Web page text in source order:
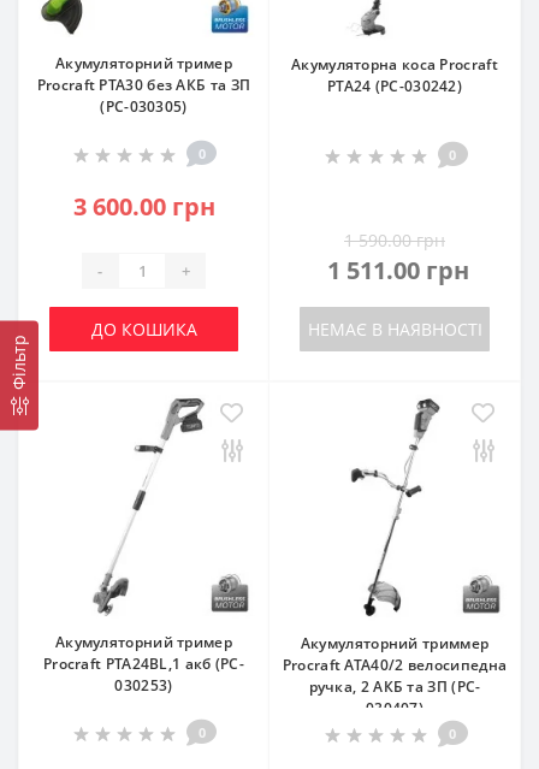
Фільтр
Акумуляторний тример
Procraft PTA30 без АКБ та ЗП
(PC-030305)
0
3 600.00 грн
- +
ДО КОШИКА
Акумуляторна коса Procraft
PTA24 (PC-030242)
0
1 590.00 грн
1 511.00 грн
НЕМАЄ В НАЯВНОСТІ
Акумуляторний тример
Procraft PTA24BL,1 акб (PC-
030253)
0
Акумуляторний триммер
Procraft ATA40/2 велосипедна
ручка, 2 АКБ та ЗП (PC-
030407)
0